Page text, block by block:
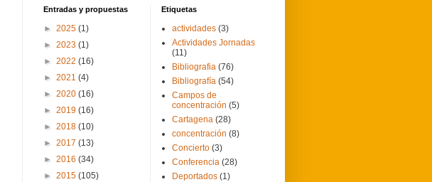
Entradas y propuestas
► 2025 (1)
► 2023 (1)
► 2022 (16)
► 2021 (4)
► 2020 (16)
► 2019 (16)
► 2018 (10)
► 2017 (13)
► 2016 (34)
► 2015 (105)
Etiquetas
actividades (3)
Actividades Jornadas
(11)
Bibliografia (76)
Bibliografía (54)
Campos de
concentración (5)
Cartagena (28)
concentración (8)
Concierto (3)
Conferencia (28)
Deportados (1)